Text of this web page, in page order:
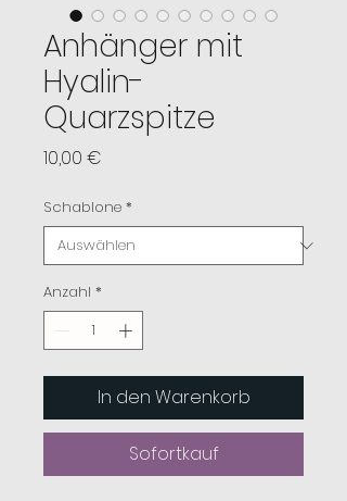
Anhänger mit
Hyalin-
Quarzspitze
10,00 €
Schablone *
Anzahl *
In den Warenkorb
Sofortkauf